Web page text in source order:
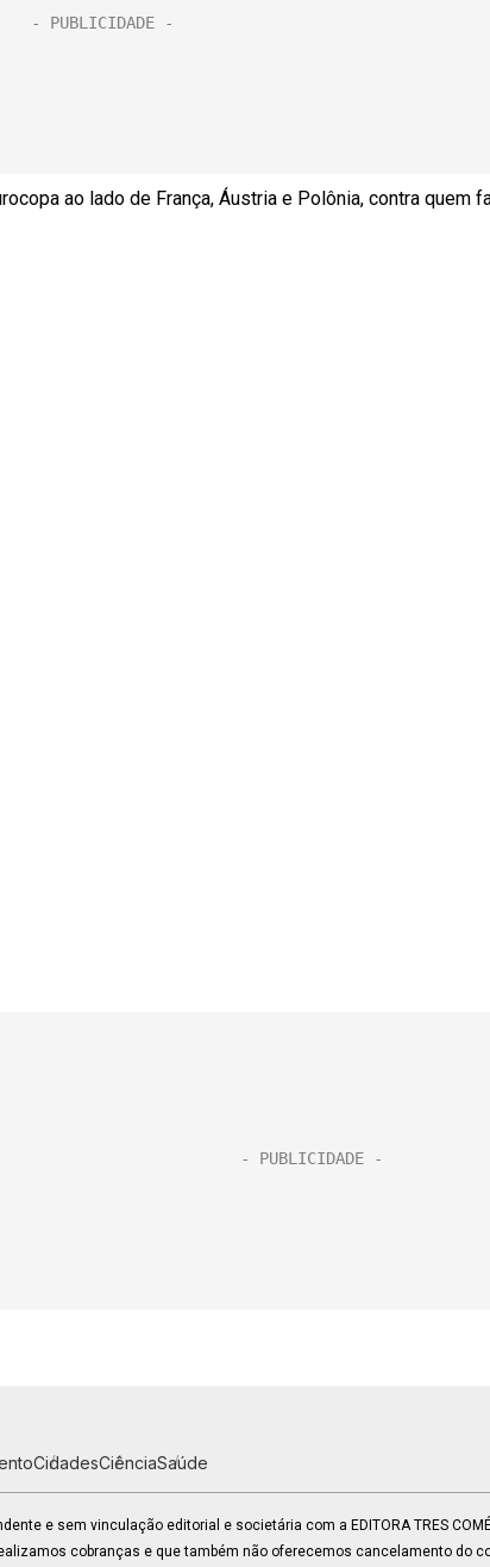
ao lado de França, Áustria e Polônia, contra quem
CidadesCiênciaSaúde
e sem vinculação editorial e societária com a EDITORA TRES
cobranças e que também não oferecemos cancelamento do